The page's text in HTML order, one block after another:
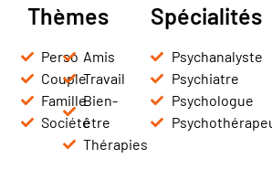
Thèmes
Perso
Couple
Famille
Société
Amis
Travail
Bien-
être
Thérapies
Spécialités
Psychanalyste
Psychiatre
Psychologue